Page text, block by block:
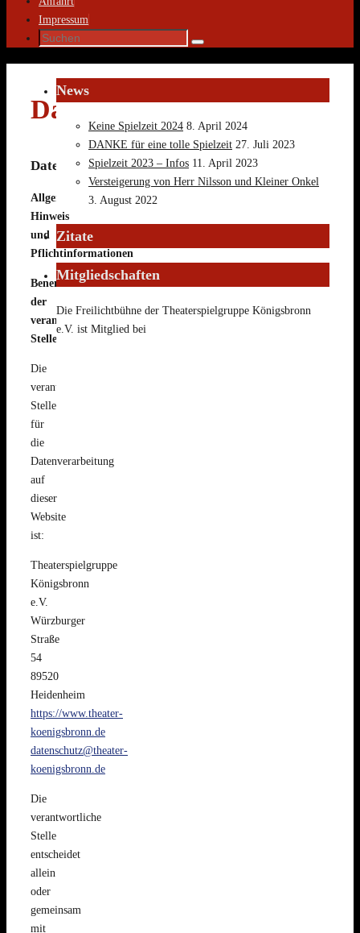
Impressum
Suche
Suchen
Datenschutzerklärung
Datenschutzerklärung
Allgemeiner
Hinweis
und
Pflichtinformationen
Benennung
der
verantwortlichen
Stelle
Die
verantwortliche
Stelle
für
die
Datenverarbeitung
auf
dieser
Website
ist:
Theaterspielgruppe
Königsbronn
e.V.
Würzburger
Straße
54
89520
Heidenheim
https://www.theater-
koenigsbronn.de
datenschutz@theater-
koenigsbronn.de
Die
verantwortliche
Stelle
entscheidet
allein
oder
gemeinsam
mit
News
Keine Spielzeit 2024 8. April 2024
DANKE für eine tolle Spielzeit 27. Juli 2023
Spielzeit 2023 – Infos 11. April 2023
Versteigerung von Herr Nilsson und Kleiner Onkel
3. August 2022
Zitate
Mitgliedschaften
Die Freilichtbühne der Theaterspielgruppe Königsbronn
e.V. ist Mitglied bei